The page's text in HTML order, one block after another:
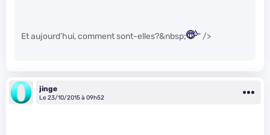
Et aujourd’hui, comment sont-elles?&nbsp; " />
jinge
Le 23/10/2015 à 09h52